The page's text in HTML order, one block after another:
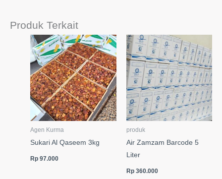
Produk Terkait
Agen Kurma
Sukari Al Qaseem 3kg
Rp 97.000
produk
Air Zamzam Barcode 5
Liter
Rp360.000